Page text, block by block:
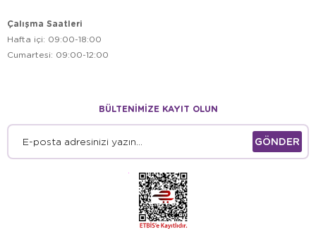
Çalışma Saatleri
Hafta içi: 09:00-18:00
Cumartesi: 09:00-12:00
BÜLTENİMİZE KAYIT OLUN
GÖNDER